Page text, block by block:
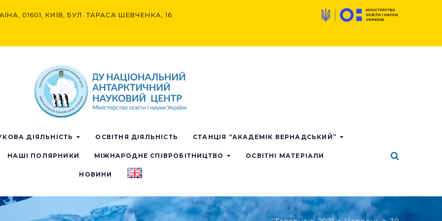
01601, КИЇВ, БУЛ. ТАРАСА ШЕВЧЕНКА, 16
ДІЯЛЬНІСТЬ ОСВІТНЯ ДІЯЛЬНІСТЬ СТАНЦІЯ “АКАДЕМІК ВЕРНАДСЬКИЙ”
НАШІ ПОЛЯРНИКИ МІЖНАРОДНЕ СПІВРОБІТНИЦТВО ОСВІТНІ МАТЕРІАЛИ
НОВИНИ